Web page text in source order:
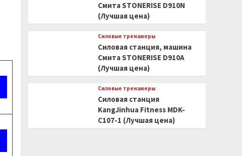
Смита STONERISE D910N
(Лучшая цена)
Силовые тренажеры
Силовая станция, машина
Смита STONERISE D910A
(Лучшая цена)
Силовые тренажеры
Силовая станция
KangJinhua Fitness MDK-
C107-1 (Лучшая цена)